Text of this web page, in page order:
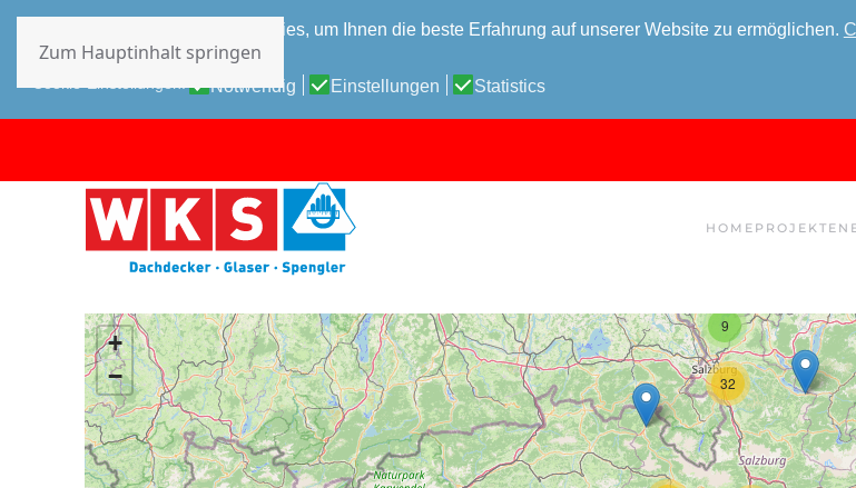
Diese Website verwendet Cookies, um Ihnen die beste Erfahrung auf unserer Website zu ermöglichen.
Datenschutz-Bestimmungen
Notwendig Einstellungen Statistics
Zum Hauptinhalt springen
HOME PROJEKTE
9
32
+
−